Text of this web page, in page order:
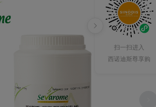
扫一扫进入
西诺迪斯尊享购